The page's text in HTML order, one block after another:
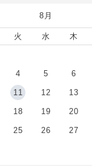
8月
火 水 木
4 5 6
11 12 13
18 19 20
25 26 27